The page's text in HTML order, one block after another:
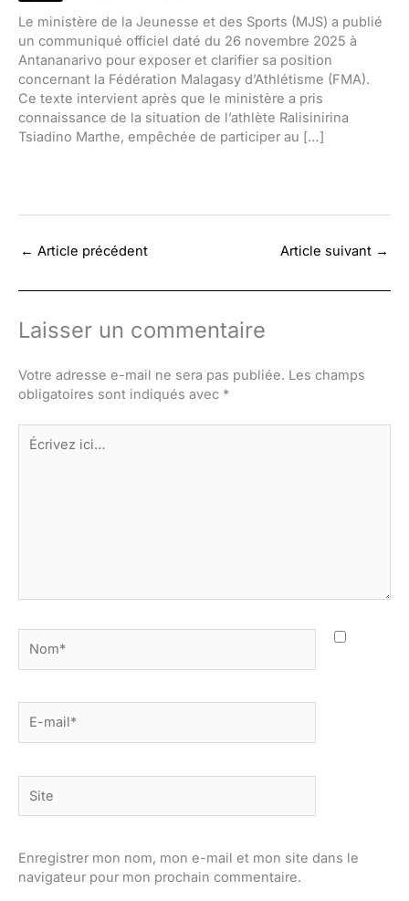
Le ministère de la Jeunesse et des Sports (MJS) a publié
un communiqué officiel daté du 26 novembre 2025 à
Antananarivo pour exposer et clarifier sa position
concernant la Fédération Malagasy d’Athlétisme (FMA).
Ce texte intervient après que le ministère a pris
connaissance de la situation de l’athlète Ralisinirina
Tsiadino Marthe, empêchée de participer au […]
← Article précédent Article suivant →
Laisser un commentaire
Votre adresse e-mail ne sera pas publiée. Les champs
obligatoires sont indiqués avec *
Écrivez
ici…
mail*
Enregistrer mon nom, mon e-mail et mon site dans le
navigateur pour mon prochain commentaire.